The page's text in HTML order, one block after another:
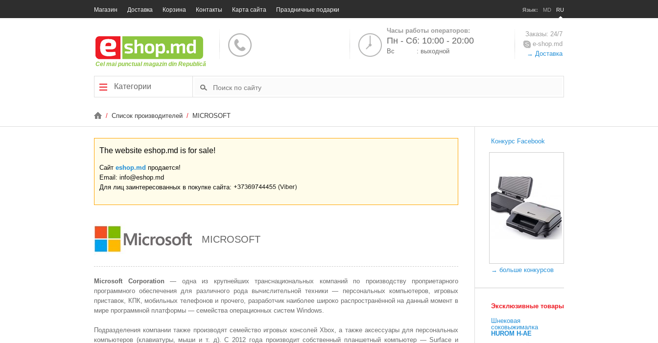
Магазин Доставка Корзина Контакты Карта сайта Праздничные подарки Язык: MD RU
Cel mai punctual magazin din Republică
Часы работы операторов:
Пн - Сб: 10:00 - 20:00
Вс : выходной
Заказы: 24/7
e-shop.md
→ Доставка
Категории
/ Список производителей / MICROSOFT
The website eshop.md is for sale!
Сайт eshop.md продается!
Email: info@eshop.md
Для лиц заинтересованных в покупке сайта:
MICROSOFT
Microsoft Corporation — одна из крупнейших транснациональных компаний по производству проприетарного
программного обеспечения для различного рода вычислительной техники — персональных компьютеров, игровых
приставок, КПК, мобильных телефонов и прочего, разработчик наиболее широко распространённой на данный момент в
мире программной платформы — семейства операционных систем Windows.
Подразделения компании также производят семейство игровых консолей Xbox, а также аксессуары для персональных
компьютеров (клавиатуры, мыши и т. д). C 2012 года производит собственный планшетный компьютер — Surface и
Конкурс Facebook
→ больше конкурсов
Эксклюзивные товары
Шнековая
соковыжималка
HUROM H-AE